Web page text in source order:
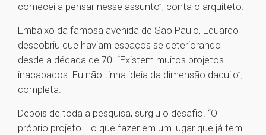
comecei a pensar nesse assunto”, conta o arquiteto.
Embaixo da famosa avenida de São Paulo, Eduardo
descobriu que haviam espaços se deteriorando
desde a década de 70. “Existem muitos projetos
inacabados. Eu não tinha ideia da dimensão daquilo”,
completa.
Depois de toda a pesquisa, surgiu o desafio. “O
próprio projeto... o que fazer em um lugar que já tem